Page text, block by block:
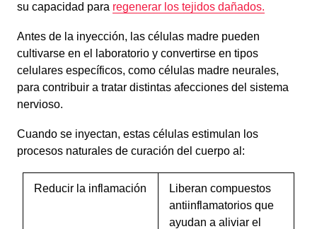
su capacidad para regenerar los tejidos dañados.
Antes de la inyección, las células madre pueden
cultivarse en el laboratorio y convertirse en tipos
celulares específicos, como células madre neurales,
para contribuir a tratar distintas afecciones del sistema
nervioso.
Cuando se inyectan, estas células estimulan los
procesos naturales de curación del cuerpo al:
Reducir la inflamación
Liberan compuestos
antiinflamatorios que
ayudan a aliviar el